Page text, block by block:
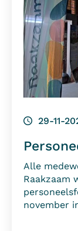
29-11-
Alle
Raakzaam
november